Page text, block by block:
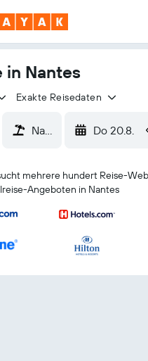
in Nantes
Exakte Reisedaten
Do 20.8.
mehrere hundert Reise-
Angeboten in Nantes